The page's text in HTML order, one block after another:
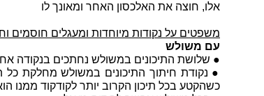
אלו, חוצה את האלכסון האחר ומאונך לו
משפטים על נקודות מיוחדות ומעגלים חוסמים
עם משולש
● שלושת התיכונים במשולש נחתכים בנקודה
כשהקטע בכל תיכון הקרוב יותר לקודקוד ממנו